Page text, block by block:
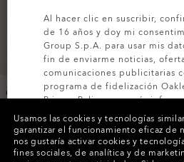
Canopy Insulated Pant
€230.00
Usamos las cookies y tecnologías
garantizar el funcionamiento eficaz de
nos gustaría activar cookies y
fines sociales, de analítica y de
Al hacer clic en suscribir,
de 16 años y doy mi
Group S.p.A. para usar mis
fin de enviarme noticias,
comunicaciones publicitarias
programa de fidelización
Privacy Policypara más
SUSCRÍBETE